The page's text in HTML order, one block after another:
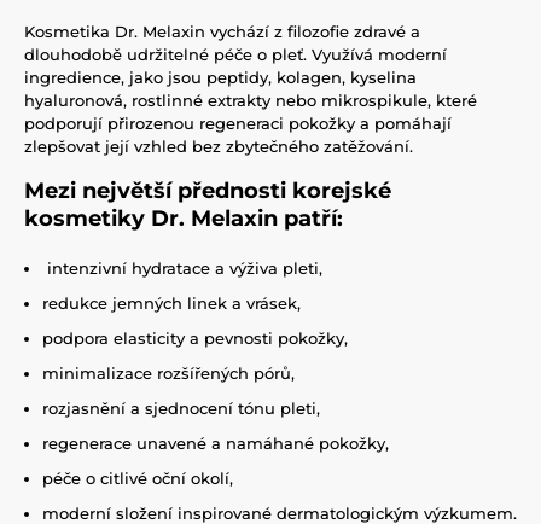
Kosmetika Dr. Melaxin vychází z filozofie zdravé a
dlouhodobě udržitelné péče o pleť. Využívá moderní
ingredience, jako jsou peptidy, kolagen, kyselina
hyaluronová, rostlinné extrakty nebo mikrospikule, které
podporují přirozenou regeneraci pokožky a pomáhají
zlepšovat její vzhled bez zbytečného zatěžování.
Mezi největší přednosti korejské
kosmetiky Dr. Melaxin patří:
intenzivní hydratace a výživa pleti,
redukce jemných linek a vrásek,
podpora elasticity a pevnosti pokožky,
minimalizace rozšířených pórů,
rozjasnění a sjednocení tónu pleti,
regenerace unavené a namáhané pokožky,
péče o citlivé oční okolí,
moderní složení inspirované dermatologickým výzkumem.